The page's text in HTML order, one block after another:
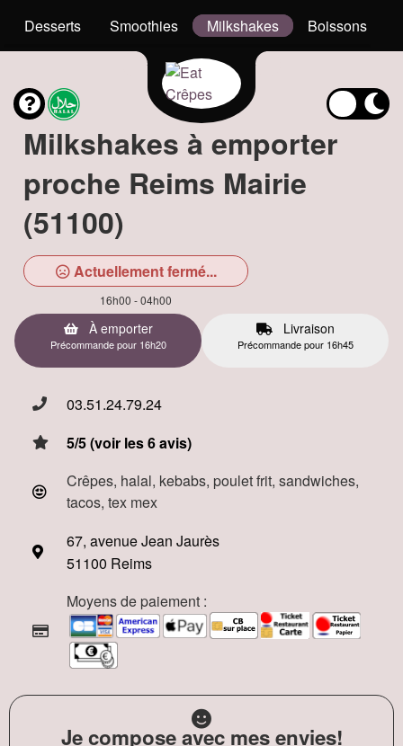
Desserts Smoothies Milkshakes Boissons
Milkshakes à emporter
proche Reims Mairie
(51100)
Actuellement fermé...
16h00 - 04h00
À emporter
Précommande pour 16h20
Livraison
Précommande pour 16h45
03.51.24.79.24
5/5 (voir les 6 avis)
Crêpes, halal, kebabs, poulet frit, sandwiches,
tacos, tex mex
67, avenue Jean Jaurès
51100 Reims
Moyens de paiement :
Je compose avec mes envies!